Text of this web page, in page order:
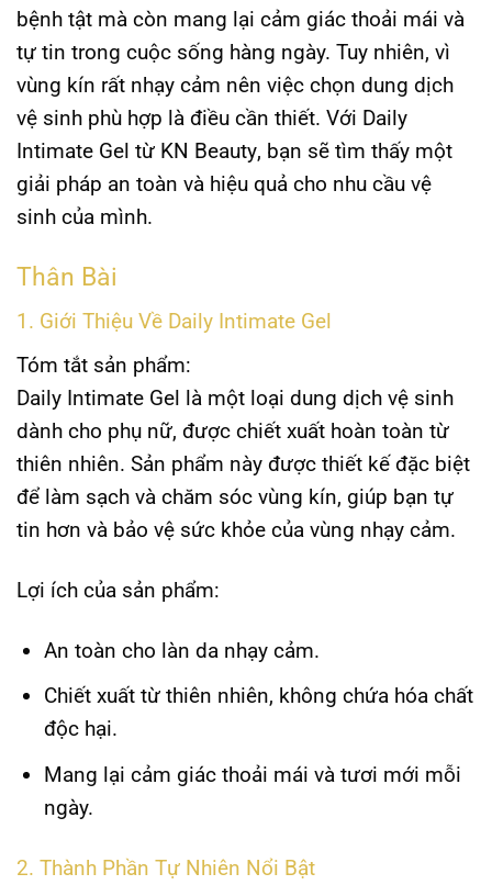
bệnh tật mà còn mang lại cảm giác thoải mái và
tự tin trong cuộc sống hàng ngày. Tuy nhiên, vì
vùng kín rất nhạy cảm nên việc chọn dung dịch
vệ sinh phù hợp là điều cần thiết. Với Daily
Intimate Gel từ KN Beauty, bạn sẽ tìm thấy một
giải pháp an toàn và hiệu quả cho nhu cầu vệ
sinh của mình.
Thân Bài
1. Giới Thiệu Về Daily Intimate Gel
Tóm tắt sản phẩm:
Daily Intimate Gel là một loại dung dịch vệ sinh
dành cho phụ nữ, được chiết xuất hoàn toàn từ
thiên nhiên. Sản phẩm này được thiết kế đặc biệt
để làm sạch và chăm sóc vùng kín, giúp bạn tự
tin hơn và bảo vệ sức khỏe của vùng nhạy cảm.
Lợi ích của sản phẩm:
An toàn cho làn da nhạy cảm.
Chiết xuất từ thiên nhiên, không chứa hóa chất
độc hại.
Mang lại cảm giác thoải mái và tươi mới mỗi
ngày.
2. Thành Phần Tự Nhiên Nổi Bật